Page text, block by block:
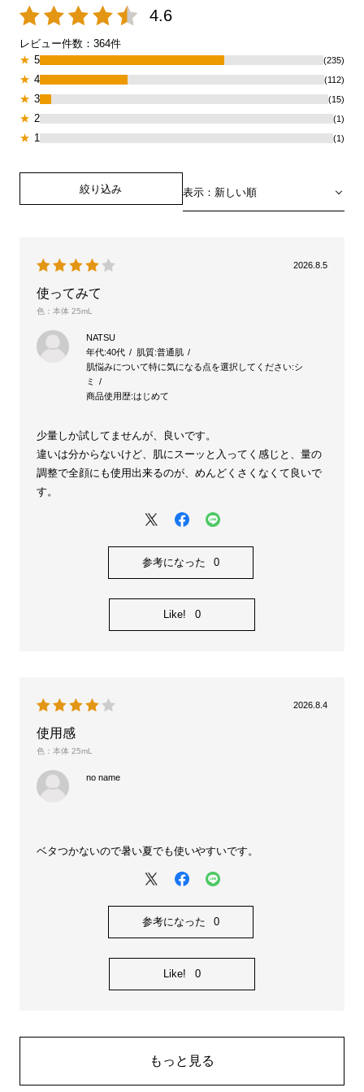
4.6
レビュー件数： 364件
★ 5 (235)
★ 4 (112)
★ 3 (15)
★ 2 (1)
★ 1 (1)
絞り込み 表示：新しい順
2026.8.5
使ってみて
色：本体 25mL
NATSU
年代:40代 肌質:普通肌
肌悩みについて特に気になる点を選択してください:シ
ミ
商品使用歴:はじめて
少量しか試してませんが、良いです。
違いは分からないけど、肌にスーッと入ってく感じと、量の
調整で全顔にも使用出来るのが、めんどくさくなくて良いで
す。
参考になった 0
Like! 0
2026.8.4
使用感
色：本体 25mL
no name
ベタつかないので暑い夏でも使いやすいです。
参考になった 0
Like! 0
もっと見る